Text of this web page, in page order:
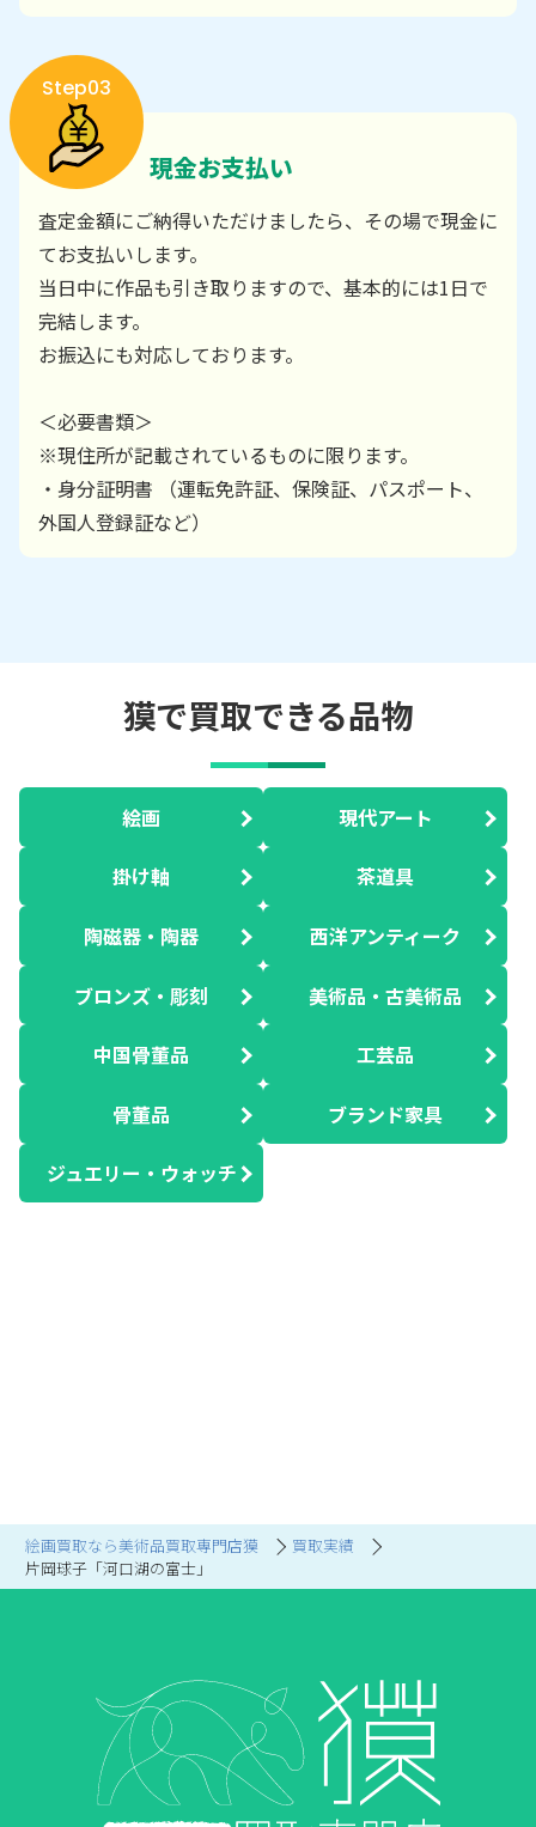
絵画買取なら美術品買取専門店獏
買取実績
片岡球子「河口湖の富士」
Step03
現金お支払い
査定金額にご納得いただけましたら、その場で現金に
てお支払いします。
当日中に作品も引き取りますので、基本的には1日で
完結します。
お振込にも対応しております。
＜必要書類＞
※現住所が記載されているものに限ります。
・身分証明書 （運転免許証、保険証、パスポート、
外国人登録証など）
獏で買取できる品物
絵画 現代アート
掛け軸 茶道具
陶磁器・陶器 西洋アンティーク
ブロンズ・彫刻 美術品・古美術品
中国骨董品 工芸品
骨董品 ブランド家具
ジュエリー・ウォッチ